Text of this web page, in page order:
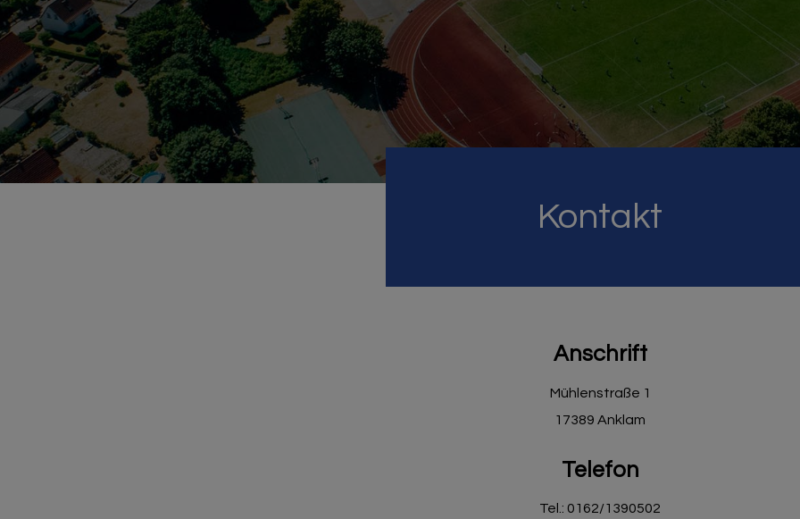
Kontakt
Anschrift
Mühlenstraße 1
17389 Anklam
Telefon
Tel.: 0162/1390502